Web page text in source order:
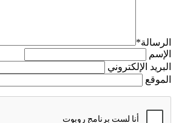
الرسالة*
الإسم
البريد الإلكتروني
الموقع